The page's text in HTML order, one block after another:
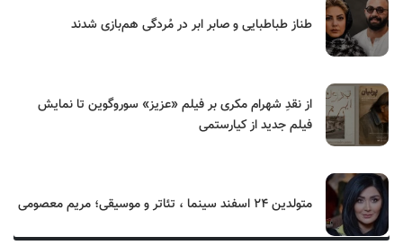
طناز طباطبایی و صابر ابر در مُردگی هم‌بازی شدند
از نقدِ شهرام مکری بر فیلم «عزیز» سوروگوین تا نمایش
فیلم جدید از کیارستمی
متولدین ۲۴ اسفند سینما ، تئاتر و موسیقی؛ مریم معصومی